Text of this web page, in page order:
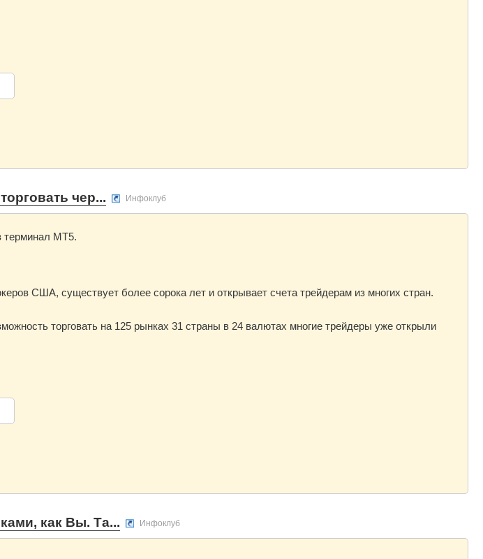
чер... Инфоклуб
терминал МТ5.
США, существует более сорока лет и открывает счета трейдерам из многих стран.
торговать на 125 рынках 31 страны в 24 валютах многие трейдеры уже открыли
как Вы. Та... Инфоклуб